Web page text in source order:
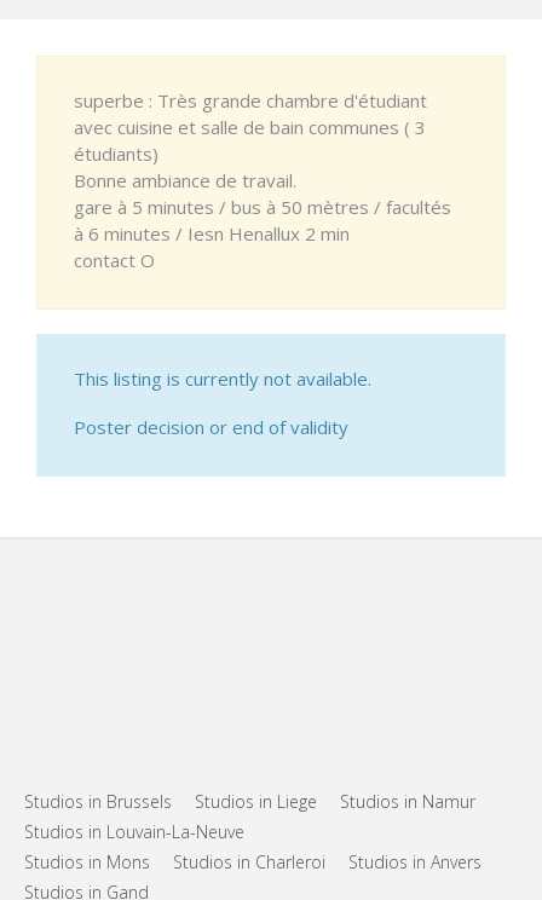
superbe : Très grande chambre d'étudiant
avec cuisine et salle de bain communes ( 3
étudiants)
Bonne ambiance de travail.
gare à 5 minutes / bus à 50 mètres / facultés
à 6 minutes / Iesn Henallux 2 min
contact O
This listing is currently not available.
Poster decision or end of validity
Studios in Brussels Studios in Liege
Studios in Namur
Studios in Louvain-La-Neuve
Studios in Mons
Studios in Charleroi
Studios in Anvers
Studios in Gand